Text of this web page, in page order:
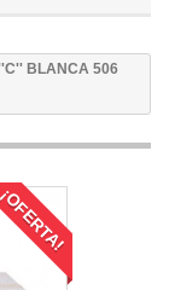
BLANCA 506